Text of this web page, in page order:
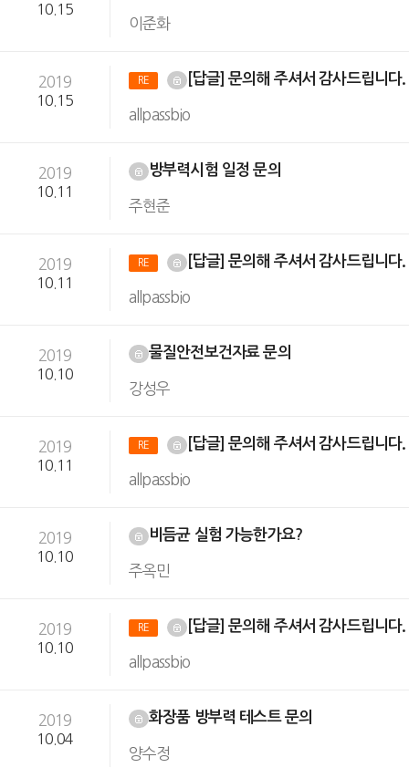
10.15
이준화
2019
10.15
RE [답글] 문의해 주셔서 감사드립니다.
allpassbio
2019
10.11
방부력시험 일정 문의
주현준
2019
10.11
RE [답글] 문의해 주셔서 감사드립니다.
allpassbio
2019
10.10
물질안전보건자료 문의
강성우
2019
10.11
RE [답글] 문의해 주셔서 감사드립니다.
allpassbio
2019
10.10
비듬균 실험 가능한가요?
주옥민
2019
10.10
RE [답글] 문의해 주셔서 감사드립니다.
allpassbio
2019
10.04
화장품 방부력 테스트 문의
양수정